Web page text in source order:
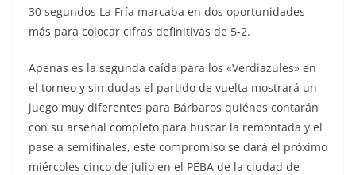
30 segundos La Fría marcaba en dos oportunidades
más para colocar cifras definitivas de 5-2.
Apenas es la segunda caída para los «Verdiazules» en
el torneo y sin dudas el partido de vuelta mostrará un
juego muy diferentes para Bárbaros quiénes contarán
con su arsenal completo para buscar la remontada y el
pase a semifinales, este compromiso se dará el próximo
miércoles cinco de julio en el PEBA de la ciudad de